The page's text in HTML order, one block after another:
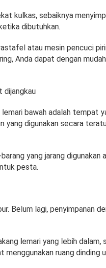
kulkas, sebaiknya
dibutuhkan.
atau mesin pencuci
Anda dapat dengan mudah
dijangkau
bawah adalah tempat
yang digunakan secara
yang jarang digunakan
pesta.
Belum lagi, penyimpanan
lemari yang lebih dalam,
menggunakan ruang dinding